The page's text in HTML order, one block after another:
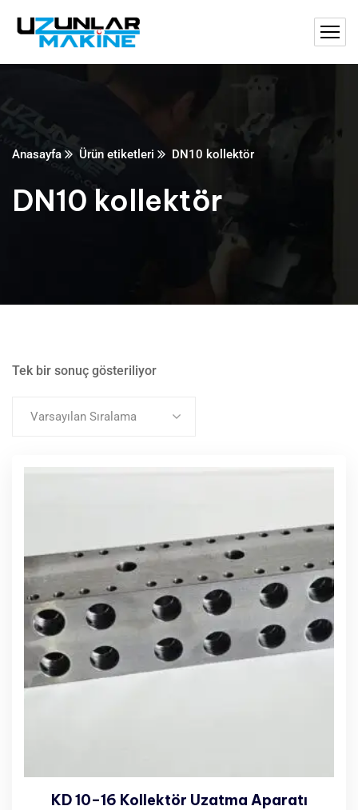
Anasayfa Ürün etiketleri DN10 kollektör
DN10 kollektör
Tek bir sonuç gösteriliyor
Varsayılan Sıralama
KD 10–16 Kollektör Uzatma Aparatı